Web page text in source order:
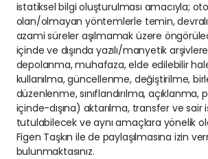
istatiksel bilgi oluşturulması amacıyla;
olan/olmayan yöntemlerle temin,
azami süreler aşılmamak üzere
içinde ve dışında yazılı/manyetik
depolanma, muhafaza, elde edilebilir
kullanılma, güncellenme, değiştirilme,
düzenlenme, sınıflandırılma, açıklanma,
içinde-dışına) aktarılma, transfer ve
tutulabilecek ve aynı amaçlara yönelik
Figen Taşkın ile de paylaşılmasına izin
bulunmaktasınız.